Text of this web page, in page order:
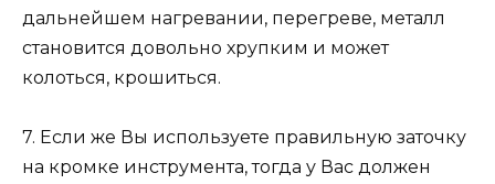
дальнейшем нагревании, перегреве, металл
становится довольно хрупким и может
колоться, крошиться.
7. Если же Вы используете правильную заточку
на кромке инструмента, тогда у Вас должен